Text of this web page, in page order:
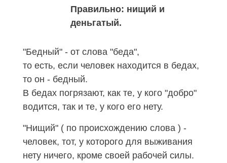
Правильно: нищий и
деньгатый.
"Бедный" - от слова "беда",
то есть, если человек находится в бедах,
то он - бедный.
В бедах погрязают, как те, у кого "добро"
водится, так и те, у кого его нету.
"Нищий" ( по происхождению слова ) -
человек, тот, у которого для выживания
нету ничего, кроме своей рабочей силы.